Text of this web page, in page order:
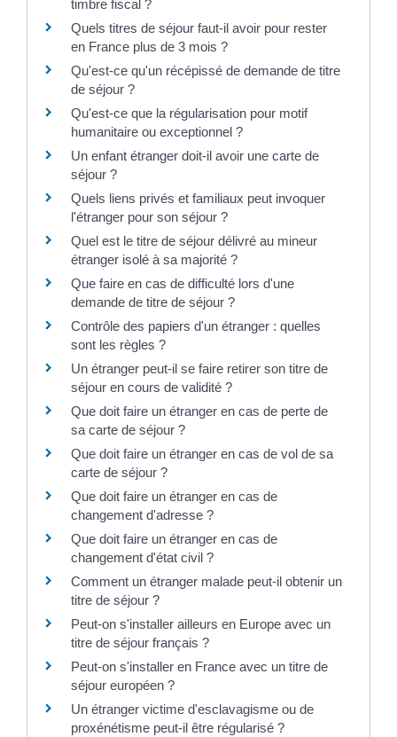
timbre fiscal ?
Quels titres de séjour faut-il avoir pour rester
en France plus de 3 mois ?
Qu'est-ce qu'un récépissé de demande de titre
de séjour ?
Qu'est-ce que la régularisation pour motif
humanitaire ou exceptionnel ?
Un enfant étranger doit-il avoir une carte de
séjour ?
Quels liens privés et familiaux peut invoquer
l'étranger pour son séjour ?
Quel est le titre de séjour délivré au mineur
étranger isolé à sa majorité ?
Que faire en cas de difficulté lors d'une
demande de titre de séjour ?
Contrôle des papiers d'un étranger : quelles
sont les règles ?
Un étranger peut-il se faire retirer son titre de
séjour en cours de validité ?
Que doit faire un étranger en cas de perte de
sa carte de séjour ?
Que doit faire un étranger en cas de vol de sa
carte de séjour ?
Que doit faire un étranger en cas de
changement d'adresse ?
Que doit faire un étranger en cas de
changement d'état civil ?
Comment un étranger malade peut-il obtenir un
titre de séjour ?
Peut-on s'installer ailleurs en Europe avec un
titre de séjour français ?
Peut-on s'installer en France avec un titre de
séjour européen ?
Un étranger victime d'esclavagisme ou de
proxénétisme peut-il être régularisé ?